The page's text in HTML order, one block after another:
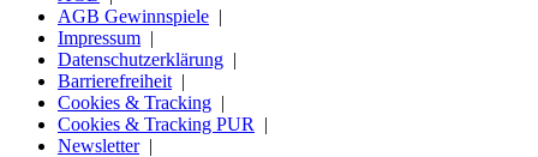
AGB Gewinnspiele
Impressum
Datenschutzerklärung
Barrierefreiheit
Cookies & Tracking
Cookies & Tracking PUR
Newsletter